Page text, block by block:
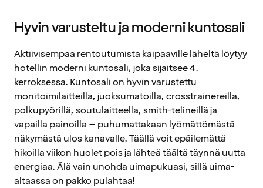
Hyvin varusteltu ja moderni kuntosali
Aktiivisempaa rentoutumista kaipaaville läheltä löytyy
hotellin moderni kuntosali, joka sijaitsee 4.
kerroksessa. Kuntosali on hyvin varustettu
monitoimilaitteilla, juoksumatoilla, crosstrainereilla,
polkupyörillä, soutulaitteella, smith-telineillä ja
vapailla painoilla – puhumattakaan lyömättömästä
näkymästä ulos kanavalle. Täällä voit epäilemättä
hikoilla viikon huolet pois ja lähteä täältä täynnä uutta
energiaa. Älä vain unohda uimapukuasi, sillä uima-
altaassa on pakko pulahtaa!